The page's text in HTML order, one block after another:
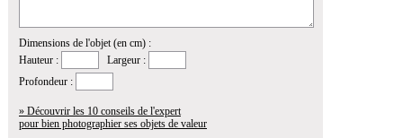
Dimensions de l'objet (en cm) :
Hauteur :
Largeur :
Profondeur :
» Découvrir les 10 conseils de l'expert
pour bien photographier ses objets de valeur